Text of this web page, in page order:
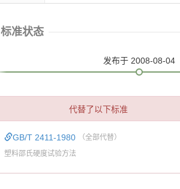
标准状态
发布于 2008-08-04
代替了以下标准
GB/T 2411-1980 （全部代替）
塑料邵氏硬度试验方法